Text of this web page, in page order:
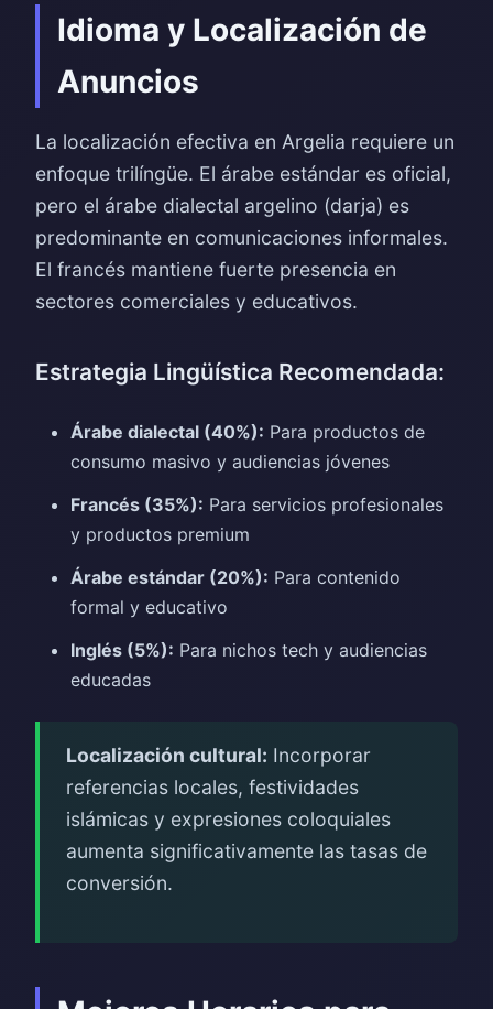
Idioma y Localización de
Anuncios
La localización efectiva en Argelia requiere un
enfoque trilíngüe. El árabe estándar es oficial,
pero el árabe dialectal argelino (darja) es
predominante en comunicaciones informales.
El francés mantiene fuerte presencia en
sectores comerciales y educativos.
Estrategia Lingüística Recomendada:
Árabe dialectal (40%): Para productos de
consumo masivo y audiencias jóvenes
Francés (35%): Para servicios profesionales
y productos premium
Árabe estándar (20%): Para contenido
formal y educativo
Inglés (5%): Para nichos tech y audiencias
educadas
Localización cultural: Incorporar
referencias locales, festividades
islámicas y expresiones coloquiales
aumenta significativamente las tasas de
conversión.